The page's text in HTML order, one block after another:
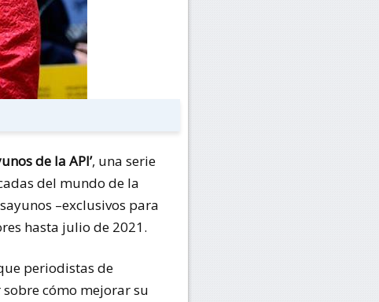
de la API’, una serie
del mundo de la
–exclusivos para
hasta julio de 2021.
periodistas de
cómo mejorar su